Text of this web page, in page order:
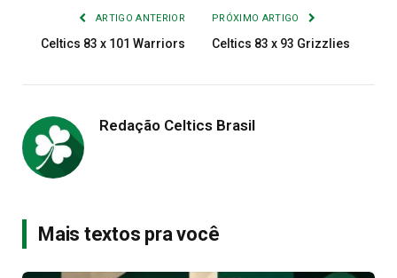
ARTIGO ANTERIOR
Celtics 83 x 101 Warriors
PRÓXIMO ARTIGO
Celtics 83 x 93 Grizzlies
Redação Celtics Brasil
Mais textos pra você